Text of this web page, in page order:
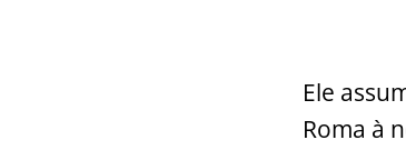
Ele
Roma à